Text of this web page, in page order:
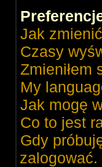
Jak
Czasy
Zmieniłem
My
Jak mogę
Co to jest
Gdy